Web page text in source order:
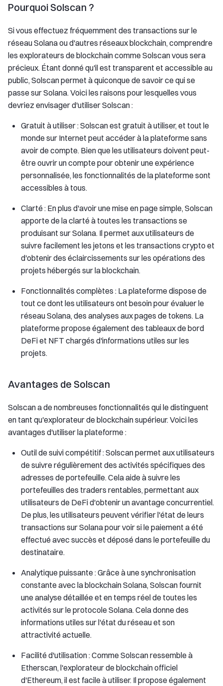
Pourquoi Solscan ?
Si vous effectuez fréquemment des transactions sur le
réseau Solana ou d'autres réseaux blockchain, comprendre
les explorateurs de blockchain comme Solscan vous sera
précieux. Étant donné qu'il est transparent et accessible au
public, Solscan permet à quiconque de savoir ce qui se
passe sur Solana. Voici les raisons pour lesquelles vous
devriez envisager d'utiliser Solscan :
Gratuit à utiliser : Solscan est gratuit à utiliser, et tout le
monde sur Internet peut accéder à la plateforme sans
avoir de compte. Bien que les utilisateurs doivent peut-
être ouvrir un compte pour obtenir une expérience
personnalisée, les fonctionnalités de la plateforme sont
accessibles à tous.
Clarté : En plus d'avoir une mise en page simple, Solscan
apporte de la clarté à toutes les transactions se
produisant sur Solana. Il permet aux utilisateurs de
suivre facilement les jetons et les transactions crypto et
d'obtenir des éclaircissements sur les opérations des
projets hébergés sur la blockchain.
Fonctionnalités complètes : La plateforme dispose de
tout ce dont les utilisateurs ont besoin pour évaluer le
réseau Solana, des analyses aux pages de tokens. La
plateforme propose également des tableaux de bord
DeFi et NFT chargés d'informations utiles sur les
projets.
Avantages de Solscan
Solscan a de nombreuses fonctionnalités qui le distinguent
en tant qu'explorateur de blockchain supérieur. Voici les
avantages d'utiliser la plateforme :
Outil de suivi compétitif : Solscan permet aux utilisateurs
de suivre régulièrement des activités spécifiques des
adresses de portefeuille. Cela aide à suivre les
portefeuilles des traders rentables, permettant aux
utilisateurs de DeFi d'obtenir un avantage concurrentiel.
De plus, les utilisateurs peuvent vérifier l'état de leurs
transactions sur Solana pour voir si le paiement a été
effectué avec succès et déposé dans le portefeuille du
destinataire.
Analytique puissante : Grâce à une synchronisation
constante avec la blockchain Solana, Solscan fournit
une analyse détaillée et en temps réel de toutes les
activités sur le protocole Solana. Cela donne des
informations utiles sur l'état du réseau et son
attractivité actuelle.
Facilité d'utilisation : Comme Solscan ressemble à
Etherscan, l'explorateur de blockchain officiel
d'Ethereum, il est facile à utiliser. Il propose également